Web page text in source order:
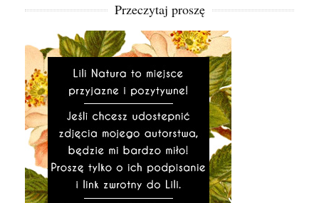
Przeczytaj proszę